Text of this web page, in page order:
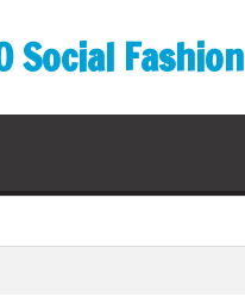
Social Fashion